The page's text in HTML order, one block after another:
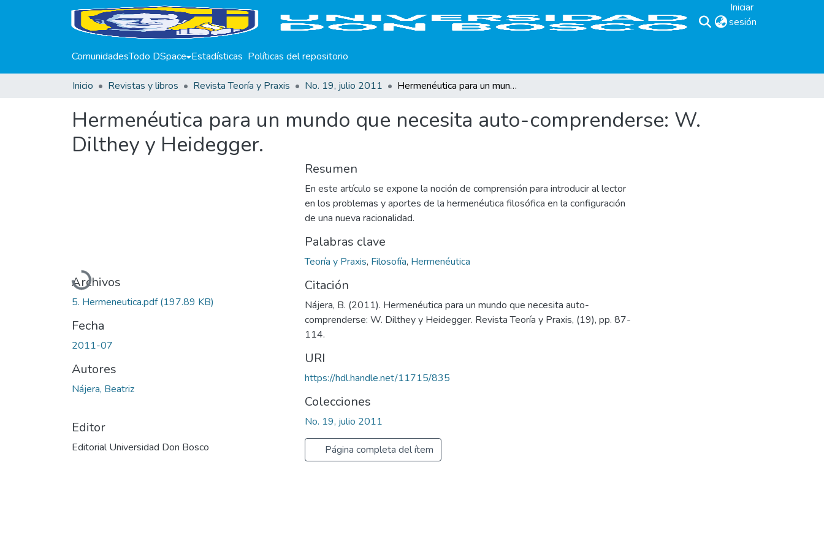
Iniciar
sesión
ComunidadesTodo DSpace Estadísticas Políticas del repositorio
Inicio Revistas y libros Revista Teoría y Praxis No. 19, julio 2011 Hermenéutica para un mundo que necesita auto-comprenderse: W. Dilthey y Heidegger.
Hermenéutica para un mundo que necesita auto-comprenderse: W.
Dilthey y Heidegger.
Cargando...
Archivos
5. Hermeneutica.pdf(197.89 KB)
Fecha
2011-07
Autores
Nájera, Beatriz
Editor
Editorial Universidad Don Bosco
Resumen
En este artículo se expone la noción de comprensión para introducir al lector
en los problemas y aportes de la hermenéutica filosófica en la configuración
de una nueva racionalidad.
Palabras clave
Teoría y Praxis, Filosofía, Hermenéutica
Citación
Nájera, B. (2011). Hermenéutica para un mundo que necesita auto-
comprenderse: W. Dilthey y Heidegger. Revista Teoría y Praxis, (19), pp. 87-
114.
URI
https://hdl.handle.net/11715/835
Colecciones
No. 19, julio 2011
Página completa del ítem